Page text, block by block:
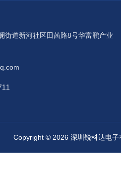
街道新河社区田茜路8号华富鹏产业
Copyright © 2026 深圳锐科达电